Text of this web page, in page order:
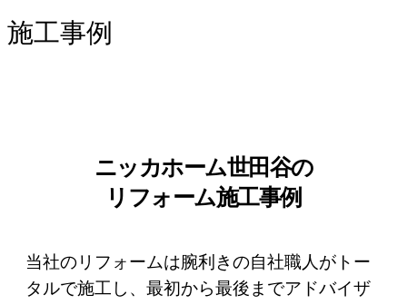
施工事例
ニッカホーム世田谷の
リフォーム施工事例
当社のリフォームは腕利きの自社職人がトー
タルで施工し、最初から最後までアドバイザ